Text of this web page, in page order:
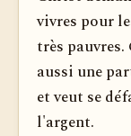
vivres pour
très
aussi une
et veut se
l'argent.